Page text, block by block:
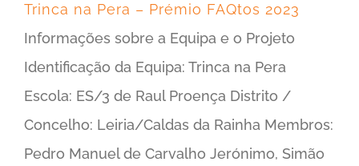
Trinca na Pera – Prémio FAQtos 2023
Informações sobre a Equipa e o Projeto
Identificação da Equipa: Trinca na Pera
Escola: ES/3 de Raul Proença Distrito /
Concelho: Leiria/Caldas da Rainha Membros:
Pedro Manuel de Carvalho Jerónimo, Simão